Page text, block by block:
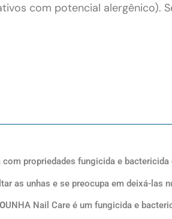
com potencial alergênico).
propriedades fungicida e
as unhas e se preocupa em deixá-las
UNHA Nail Care é um fungicida e